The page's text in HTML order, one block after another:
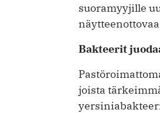
suoramyyjille
Bakteerit
joista